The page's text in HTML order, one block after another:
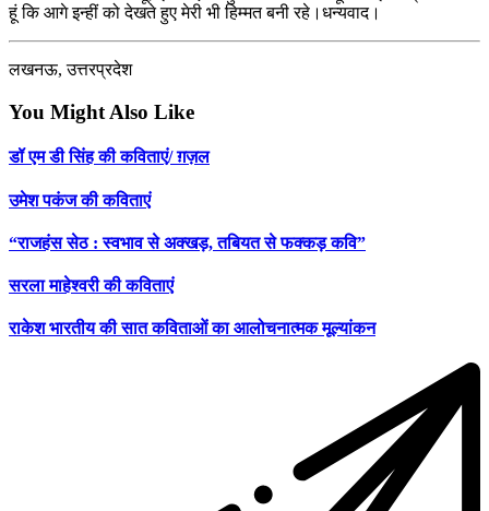
हूं कि आगे इन्हीं को देखते हुए मेरी भी हिम्मत बनी रहे।धन्यवाद।
लखनऊ, उत्तरप्रदेश
You Might Also Like
डॉ एम डी सिंह की कविताएं/ ग़ज़ल
उमेश पकंज की कविताएं
“राजहंस सेठ : स्वभाव से अक्खड़, तबियत से फक्कड़ कवि”
सरला माहेश्वरी की कविताएं
राकेश भारतीय की सात कविताओं का आलोचनात्मक मूल्यांकन